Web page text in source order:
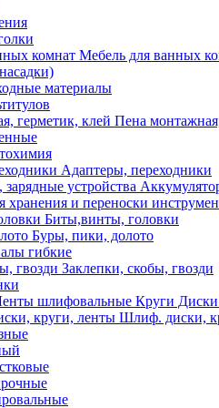
Мебель для ванных
материалы
Пена
Адаптеры, переходники
Биты,винты, головки
Буры, пики, долото
гибкие
Заклепки, скобы, гвозди
Круги
Шлиф. диски,